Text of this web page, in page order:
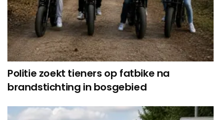
Politie zoekt tieners op fatbike na
brandstichting in bosgebied